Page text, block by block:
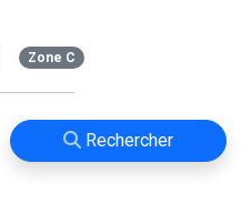
Zone C
Rechercher